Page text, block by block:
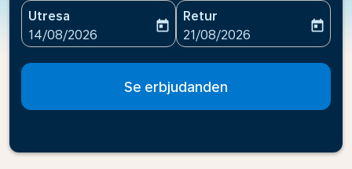
Utresa
fc-booking-departure-date-aria-label
14/08/2026
today
Retur
fc-booking-return-date-
21/08/2026
today
Se erbjudanden